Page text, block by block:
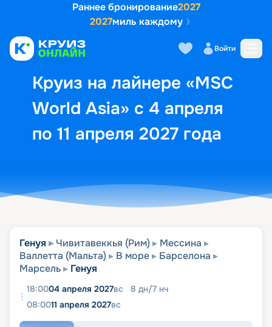
Раннее бронирование2027
2027миль каждому
Войти
Круиз на лайнере «MSC
World Asia» с 4 апреля
по 11 апреля 2027 года
Выбор кают Маршрут и
Генуя Чивитавеккья (Рим)
Мессина
Валлетта (Мальта)
В море
Барселона
Марсель
Генуя
18:0004 апреля 2027вс 8 дн/7 нч
08:0011 апреля 2027вс